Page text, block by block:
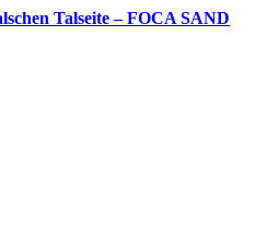
Talseite – FOCA SAND